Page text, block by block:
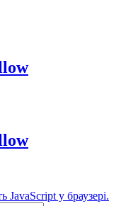
JavaScript у браузері.